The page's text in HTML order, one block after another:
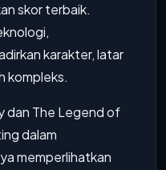
skor terbaik.
karakter, latar
kompleks.
dan The Legend of
dalam
memperlihatkan